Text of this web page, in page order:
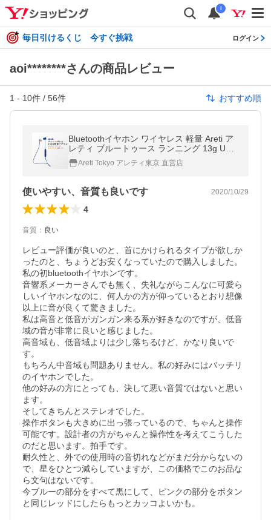
i
毎日引けるくじ 今すぐ挑戦 ログイン
aoi********さんの商品レビュー
1 - 10件 / 56件 おすすめ順
Bluetoothイヤホン ワイヤレス 軽量 Areti ア
レティ ブルートゥース ランニング 13g USB
充電 マイク付き e1835RBLRPK
Areti Tokyo アレティ東京 直営店
使いやすい、音質も良いです 2020/10/29
4
音質 ： 良い
レビュー評価が良いのと、首にかけられるタイプが欲しか
ったのと、ちょうどお安くなっていたので購入しました。
私の初bluetoothイヤホンです。
音響系メーカーさんでも無く、失礼ながらこんなに可愛ら
しいイヤホンなのに、何人かの方が仰っているとおり想像
以上に音が良くて驚きました。
私は高音と低音がガンガン来る系が好きなのですが、低音
域の音が非常に良いと感じました。
高音域も、低音域よりは少し落ちるけど、かなり良いで
す。
もちろん中音域も問題ありません。私の好みにはバッチリ
のイヤホンでした。
他の好みの方にとっても、決して悪い音質ではないと思い
ます。
そしてきちんとステレオでした。
操作ボタンも大きめに出っ張っているので、ちゃんと操作
可能です。設計者の方がちゃんと操作性を考えてこうした
のだと思います。拍手です。
耐久性と、外での使用時の音切れなどがまだ分からないの
で、星をひとつ減らしていますが、この価格でこのお品な
ら文句はないです。
今ブルーの部分をすべて黒にして、ピンクの部分をボタン
と同じレッドにしたらもっとカッコよいかも。